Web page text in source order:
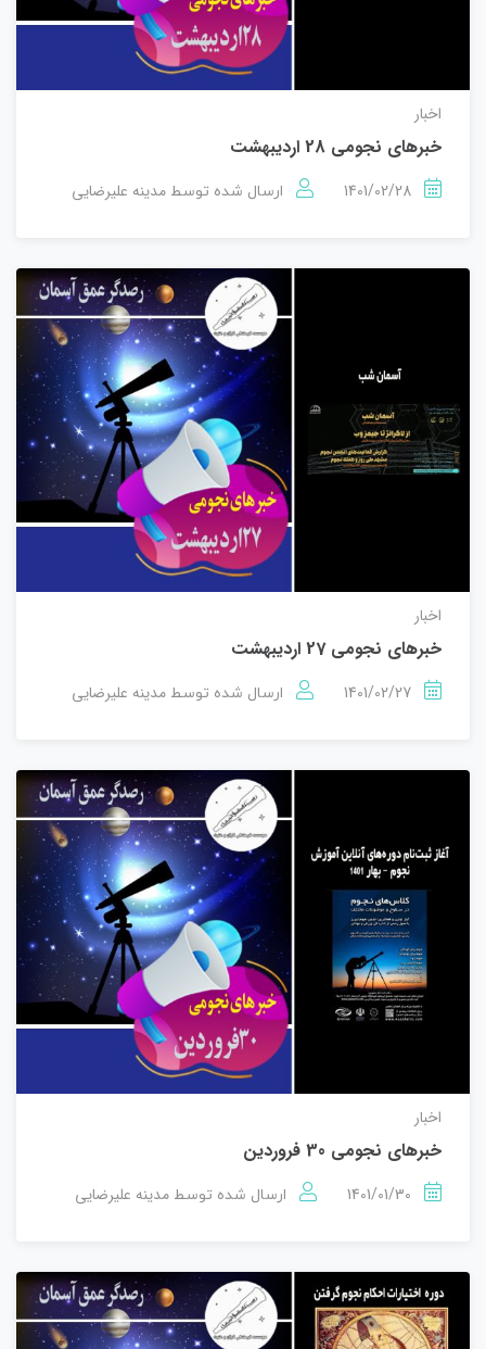
اخبار
خبرهای نجومی 28 اردیبهشت
1401/02/28 ارسال شده توسط مدینه علیرضایی
اخبار
خبرهای نجومی 27 اردیبهشت
1401/02/27 ارسال شده توسط مدینه علیرضایی
اخبار
خبرهای نجومی 30 فروردین
1401/01/30 ارسال شده توسط مدینه علیرضایی